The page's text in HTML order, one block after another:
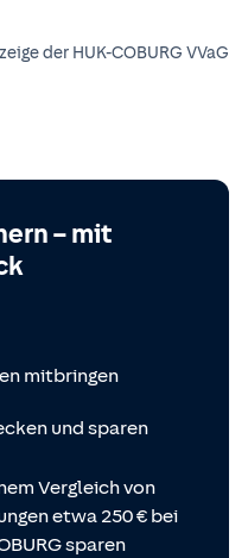
der HUK-COBURG VVaG
– mit
mitbringen
und sparen
Vergleich von
etwa 250 € bei
sparen